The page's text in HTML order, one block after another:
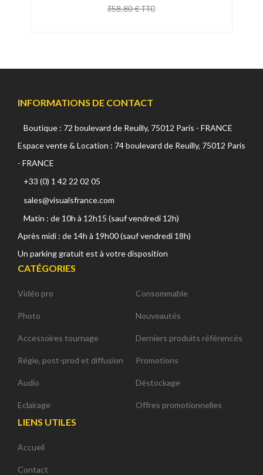
358,80 € TTC
INFORMATIONS DE CONTACT
Boutique : 72 boulevard de Reuilly, 75012 Paris - FRANCE
Espace vente & Location : 74 boulevard de Reuilly, 75012 Paris
- FRANCE
+33 (0) 1 42 22 02 05
sales@visualsfrance.com
Matin : de 10h à 12h15 (sauf vendredi 12h)
Après midi : de 14h à 19h00 (sauf vendredi 18h)
Un parking gratuit est à votre disposition
CATÉGORIES
Vidéo pro
Photo
Accessoires tournage
Régie, post-prod et diffusion
Audio
Eclairage
Consommable
Nouveautés
Derniers produits référencés
Promotions
Déstockage
Offres promotionnelles
LIENS UTILES
Accueil
Contact